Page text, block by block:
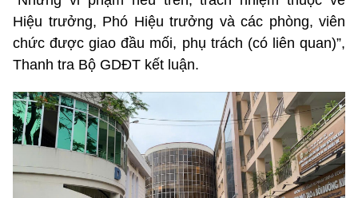
Hiệu trưởng, Phó Hiệu trưởng và các phòng, viên
chức được giao đầu mối, phụ trách (có liên quan)”,
Thanh tra Bộ GDĐT kết luận.